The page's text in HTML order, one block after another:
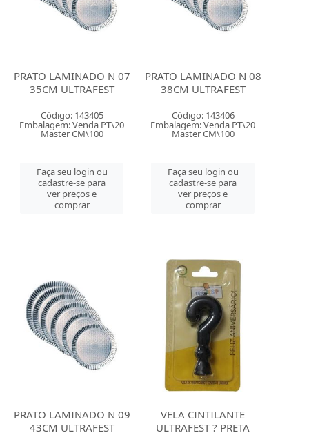
PRATO LAMINADO N 07
35CM ULTRAFEST
Código: 143405
Embalagem: Venda PT\20
Master CM\100
Faça seu login ou
cadastre-se para
ver preços e
comprar
PRATO LAMINADO N 08
38CM ULTRAFEST
Código: 143406
Embalagem: Venda PT\20
Master CM\100
Faça seu login ou
cadastre-se para
ver preços e
comprar
PRATO LAMINADO N 09
43CM ULTRAFEST
VELA CINTILANTE
ULTRAFEST ? PRETA